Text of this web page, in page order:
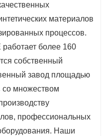
материалов
процессов.
более 160
собственный
завод площадью
со множеством
профессиональных
Наши